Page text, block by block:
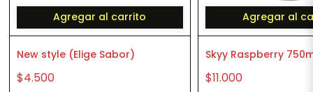
Agregar al carrito
New style (Elige Sabor)
$4.500
Agregar al
Skyy Raspberry
$11.000